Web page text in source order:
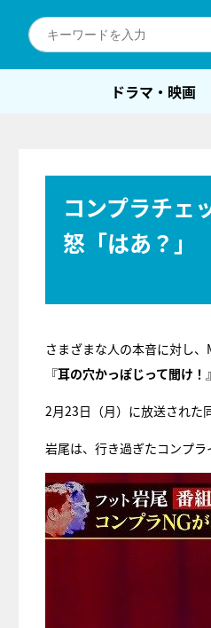
ドラマ・映画
コンプラチェ
怒「はあ？」
さまざまな人の本音に対し
『耳の穴かっぽじって聞け！
2月23日（月）に放送された
岩尾は、行き過ぎたコンプ